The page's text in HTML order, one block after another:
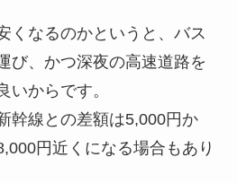
くなるのかというと、バス
び、かつ深夜の高速道路を
いからです。
幹線との差額は5,000円か
円近くになる場合もあり